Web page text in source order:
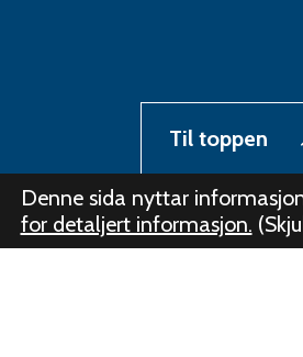
Til toppen
Denne sida nyttar
for detaljert informasjon.